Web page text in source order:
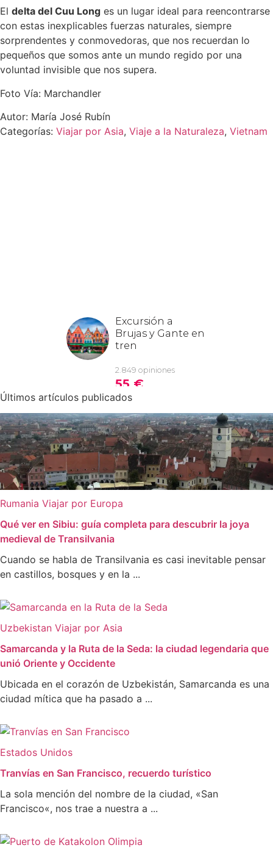
El delta del Cuu Long es un lugar ideal para reencontrarse
con estas inexplicables fuerzas naturales, siempre
sorprendentes y conmovedoras, que nos recuerdan lo
pequeños que somos ante un mundo regido por una
voluntad invisible que nos supera.
Foto Vía: Marchandler
Autor: María José Rubín
Categorías: Viajar por Asia, Viaje a la Naturaleza, Vietnam
Últimos artículos publicados
Rumania Viajar por Europa
Qué ver en Sibiu: guía completa para descubrir la joya
medieval de Transilvania
Cuando se habla de Transilvania es casi inevitable pensar
en castillos, bosques y en la ...
Uzbekistan Viajar por Asia
Samarcanda y la Ruta de la Seda: la ciudad legendaria que
unió Oriente y Occidente
Ubicada en el corazón de Uzbekistán, Samarcanda es una
ciudad mítica que ha pasado a ...
Estados Unidos
Tranvías en San Francisco, recuerdo turístico
La sola mención del nombre de la ciudad, «San
Francisco«, nos trae a nuestra a ...